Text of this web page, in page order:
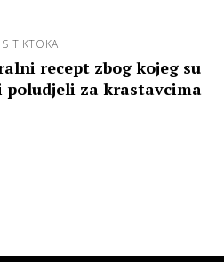
TIKTOKA
recept zbog kojeg su
poludjeli za krastavcima